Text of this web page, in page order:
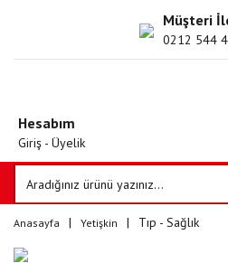
Müşteri
0212 544
Hesabım
Giriş - Üyelik
Anasayfa Yetişkin Tıp - Sağlık